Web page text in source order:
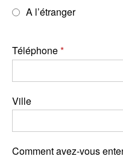
A l’étranger
Téléphone
Ville
Comment avez-vous